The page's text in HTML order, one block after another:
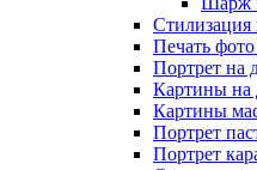
Печать фото
Портрет на
Картины на
Картины
Портрет
Портрет